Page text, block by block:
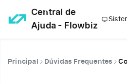
Central de
Ajuda - Flowbiz
Principal Dúvidas Frequentes